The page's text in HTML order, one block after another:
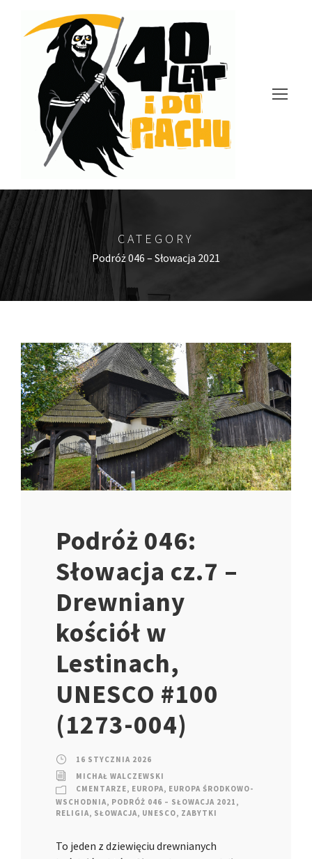
CATEGORY
Podróż 046 – Słowacja 2021
Podróż 046:
Słowacja cz.7 –
Drewniany
kościół w
Lestinach,
UNESCO #100
(1273-004)
16 STYCZNIA 2026
MICHAŁ WALCZEWSKI
CMENTARZE, EUROPA, EUROPA ŚRODKOWO-
WSCHODNIA, PODRÓŻ 046 – SŁOWACJA 2021 ,
RELIGIA, SŁOWACJA, UNESCO, ZABYTKI
To jeden z dziewięciu drewnianych